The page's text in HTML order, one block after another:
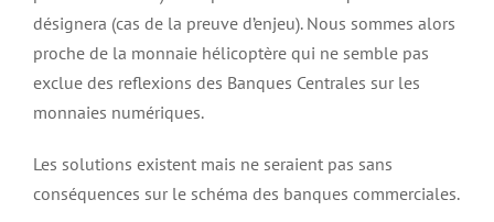
désignera (cas de la preuve d’enjeu). Nous sommes alors
proche de la monnaie hélicoptère qui ne semble pas
exclue des reflexions des Banques Centrales sur les
monnaies numériques.
Les solutions existent mais ne seraient pas sans
conséquences sur le schéma des banques commerciales.